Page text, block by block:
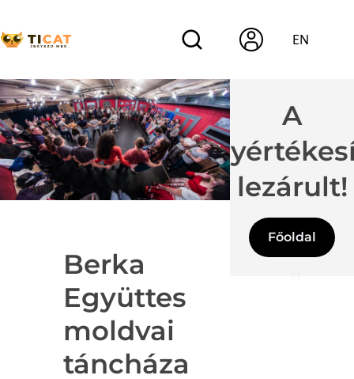
EN
Berka
Együttes
moldvai
táncháza
A
lezárult!
Főoldal